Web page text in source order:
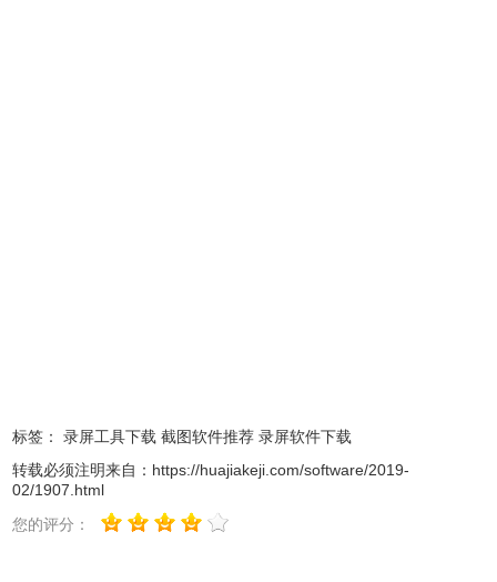
标签： 录屏工具下载 截图软件推荐 录屏软件下载
转载必须注明来自： https://huajiakeji.com/software/2019-
02/1907.html
您的评分：